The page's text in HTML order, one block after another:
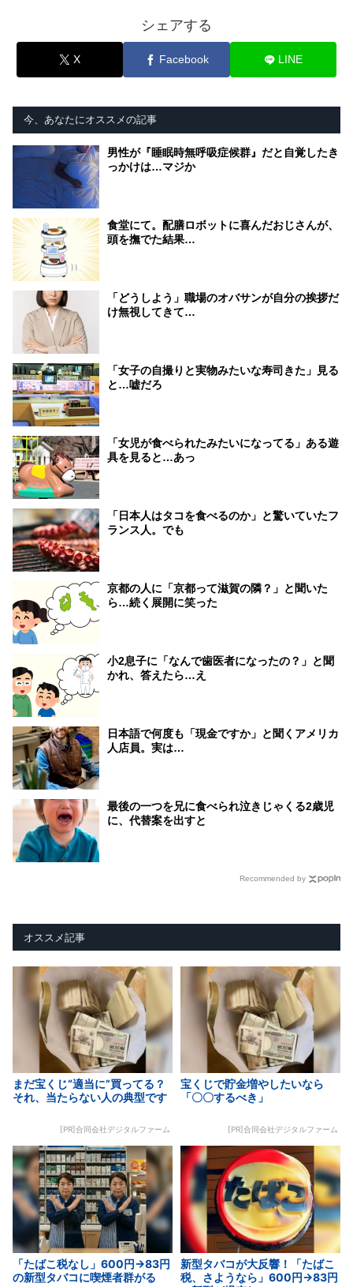
シェアする
X Facebook LINE
今、あなたにオススメの記事
男性が『睡眠時無呼吸症候群』だと自覚したき
っかけは…マジか
食堂にて。配膳ロボットに喜んだおじさんが、
頭を撫でた結果…
「どうしよう」職場のオバサンが自分の挨拶だ
け無視してきて…
「女子の自撮りと実物みたいな寿司きた」見る
と…嘘だろ
「女児が食べられたみたいになってる」ある遊
具を見ると…あっ
「日本人はタコを食べるのか」と驚いていたフ
ランス人。でも
京都の人に「京都って滋賀の隣？」と聞いた
ら…続く展開に笑った
小2息子に「なんで歯医者になったの？」と聞
かれ、答えたら…え
日本語で何度も「現金ですか」と聞くアメリカ
人店員。実は…
最後の一つを兄に食べられ泣きじゃくる2歳児
に、代替案を出すと
Recommended by
オススメ記事
まだ宝くじ“適当に”買ってる？
それ、当たらない人の典型です
[PR]合同会社デジタルファーム
宝くじで貯金増やしたいなら
「〇〇するべき」
[PR]合同会社デジタルファーム
「たばこ税なし」600円→83円
の新型タバコに喫煙者群がる
新型タバコが大反響！「たばこ
税、さようなら」600円→83円